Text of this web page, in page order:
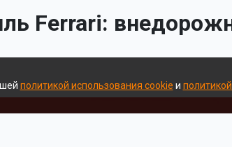
Ferrari:
политикой использования cookie и